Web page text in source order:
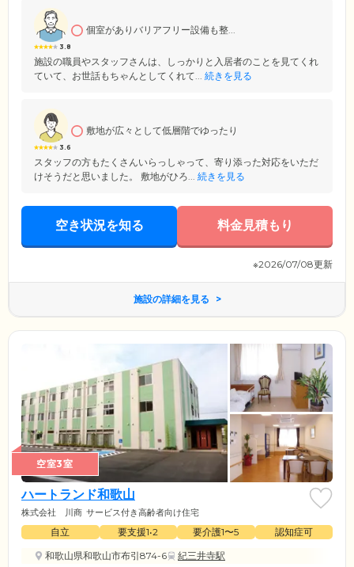
3.8
個室がありバリアフリー設備も整...
施設の職員やスタッフさんは、しっかりと入居者のことを見てくれ
ていて、お世話もちゃんとしてくれて... 続きを見る
3.6
敷地が広々として低層階でゆったり
スタッフの方もたくさんいらっしゃって、寄り添った対応をいただ
けそうだと思いました。 敷地がひろ... 続きを見る
空き状況を知る 料金見積もり
※2026/07/08更新
施設の詳細を見る
空室3室
ハートランド和歌山
株式会社 川商 サービス付き高齢者向け住宅
自立 要支援1•2 要介護1〜5
認知症可
和歌山県和歌山市布引874-6
紀三井寺駅